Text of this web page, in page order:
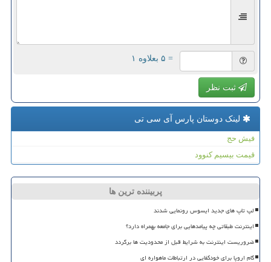
= ۵ بعلاوه ۱
ثبت نظر
لینک دوستان پارس آی سی تی
فیش حج
قیمت بیسیم کنوود
پربیننده ترین ها
لپ تاپ های جدید ایسوس رونمایی شدند
اینترنت طبقاتی چه پیامدهایی برای جامعه بهمراه دارد؟
ضروریست اینترنت به شرایط قبل از محدودیت ها برگردد
گام اروپا برای خودکفایی در ارتباطات ماهواره ای